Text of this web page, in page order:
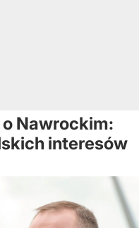
Nawrockim:
interesów